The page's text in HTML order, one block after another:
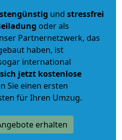
und stressfrei
oder als
Partnernetzwerk, das
haben, ist
international
jetzt kostenlose
Sie einen ersten
für Ihren Umzug.
erhalten